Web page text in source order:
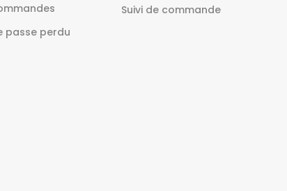
passe perdu
Suivi de commande